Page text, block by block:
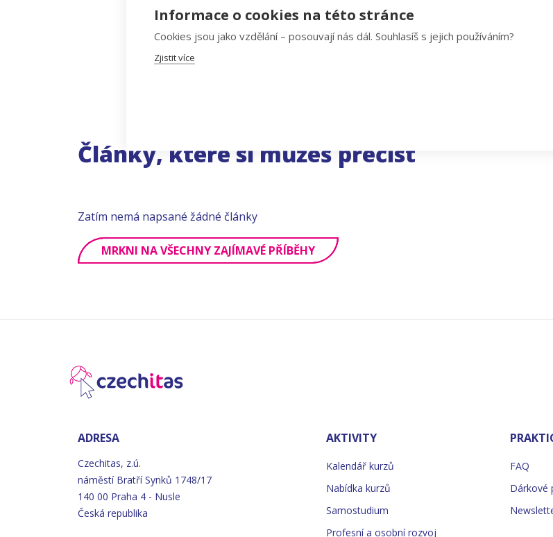
Články, které si můžeš přečíst
Zatím nemá napsané žádné články
MRKNI NA VŠECHNY ZAJÍMAVÉ PŘÍBĚHY
ADRESA
Czechitas, z.ú.
náměstí Bratří Synků 1748/17
140 00 Praha 4 - Nusle
Česká republika
AKTIVITY
Kalendář kurzů
Nabídka kurzů
Samostudium
Profesní a osobní rozvoj
FAQ
Dárkové
Informace o cookies na této stránce
Cookies jsou jako vzdělání – posouvají nás dál. Souhlasíš s jejich používáním?
Zjistit více